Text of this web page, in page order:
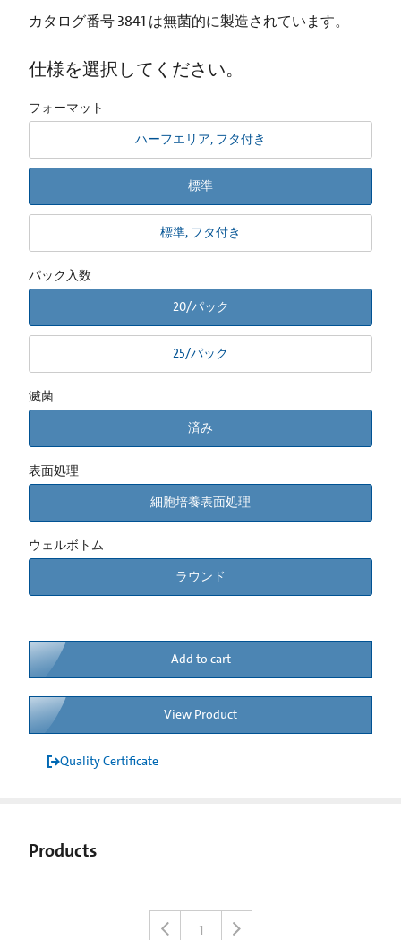
カタログ番号 3841 は無菌的に製造されています。
仕様を選択してください。
フォーマット
ハーフエリア, フタ付き
標準
標準, フタ付き
パック入数
20/パック
25/パック
滅菌
済み
表面処理
細胞培養表面処理
ウェルボトム
ラウンド
Add to cart
View Product
Quality Certificate
Products
1